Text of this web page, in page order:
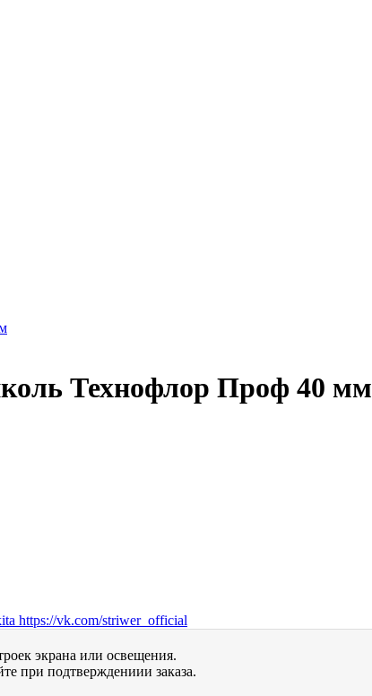
Технофлор Проф 40 мм
https://vk.com/striwer_official
экрана или освещения.
при подтверждениии заказа.